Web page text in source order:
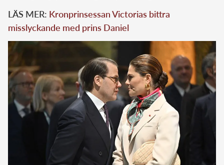
LÄS MER: Kronprinsessan Victorias bittra
misslyckande med prins Daniel